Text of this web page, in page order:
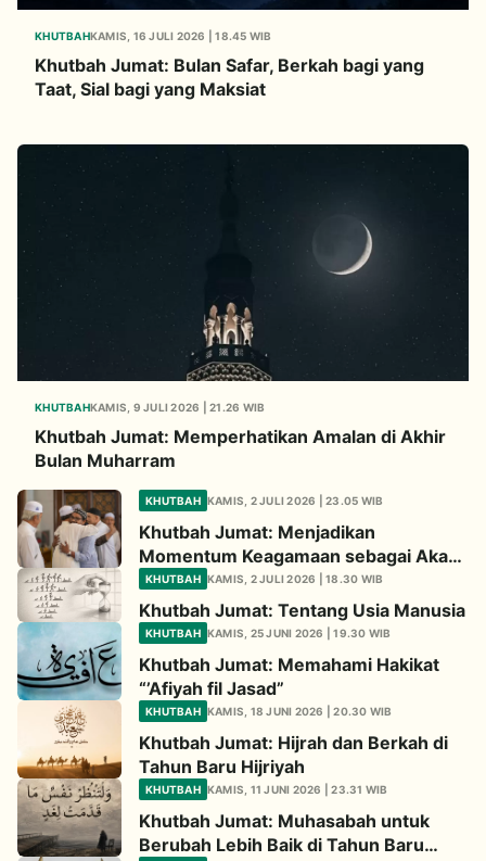
KHUTBAHKAMIS, 16 JULI 2026 | 18.45 WIB
Khutbah Jumat: Bulan Safar, Berkah bagi yang
Taat, Sial bagi yang Maksiat
KHUTBAHKAMIS, 9 JULI 2026 | 21.26 WIB
Khutbah Jumat: Memperhatikan Amalan di Akhir
Bulan Muharram
KHUTBAH KAMIS, 2 JULI 2026 | 23.05 WIB
Khutbah Jumat: Menjadikan
Momentum Keagamaan sebagai Akar
Penguat Persaudaraan
KHUTBAH KAMIS, 2 JULI 2026 | 18.30 WIB
Khutbah Jumat: Tentang Usia Manusia
KHUTBAH KAMIS, 25 JUNI 2026 | 19.30 WIB
Khutbah Jumat: Memahami Hakikat
“’Afiyah fil Jasad”
KHUTBAH KAMIS, 18 JUNI 2026 | 20.30 WIB
Khutbah Jumat: Hijrah dan Berkah di
Tahun Baru Hijriyah
KHUTBAH KAMIS, 11 JUNI 2026 | 23.31 WIB
Khutbah Jumat: Muhasabah untuk
Berubah Lebih Baik di Tahun Baru